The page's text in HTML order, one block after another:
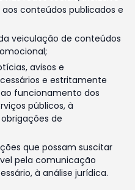
conteúdos publicados e
veiculação de conteúdos
avisos e
e estritamente
funcionamento dos
públicos, à
de
que possam suscitar
pela comunicação
à análise jurídica.